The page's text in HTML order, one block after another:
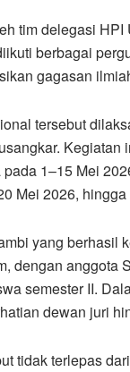
tim delegasi
berbagai
gagasan
tersebut
1–15 Mei
Mei 2026,
yang berhasil
dengan anggota
semester II.
dewan juri
tidak terlepas